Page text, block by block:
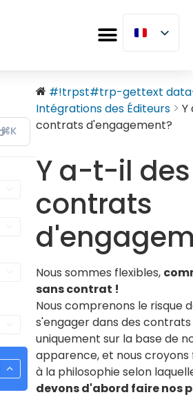
⌘K
#!trpst#trp-gettext
Intégrations des Éditeurs
contrats d'engagement?
Y a-t-il des
contrats
Nous sommes flexibles,
sans contrat !
Nous comprenons le risque
s'engager dans des contrats
uniquement sur la base de
apparence, et nous
à la philosophie selon
devons d'abord faire nos